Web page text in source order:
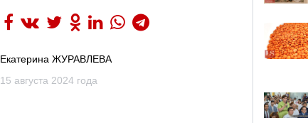
Екатерина ЖУРАВЛЕВА
15 августа 2024 года